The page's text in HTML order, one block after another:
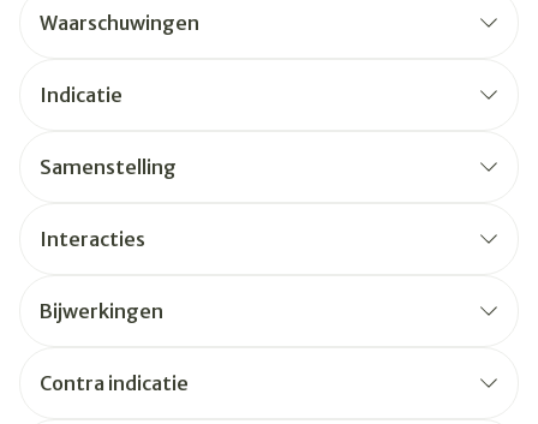
Waarschuwingen
Indicatie
Samenstelling
Interacties
Bijwerkingen
Contra indicatie